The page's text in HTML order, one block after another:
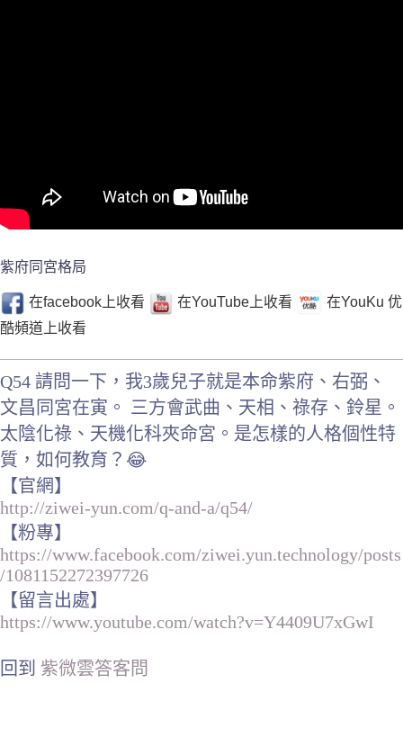
紫府同宮格局
在facebook上收看 在YouTube上收看
在YouKu 优
酷頻道上收看
Q54 請問一下，我3歲兒子就是本命紫府、右弼、
文昌同宮在寅。 三方會武曲、天相、祿存、鈴星。
太陰化祿、天機化科夾命宮。是怎樣的人格個性特
質，如何教育？😂
【官網】
http://ziwei-yun.com/q-and-a/q54/
【粉專】
https://www.facebook.com/ziwei.yun.technology/posts
/1081152272397726
【留言出處】
https://www.youtube.com/watch?v=Y4409U7xGwI
回到 紫微雲答客問